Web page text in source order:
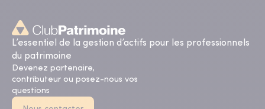
L’essentiel de la gestion d’actifs pour les professionnels
du patrimoine
Devenez partenaire,
contributeur ou posez-nous vos
questions